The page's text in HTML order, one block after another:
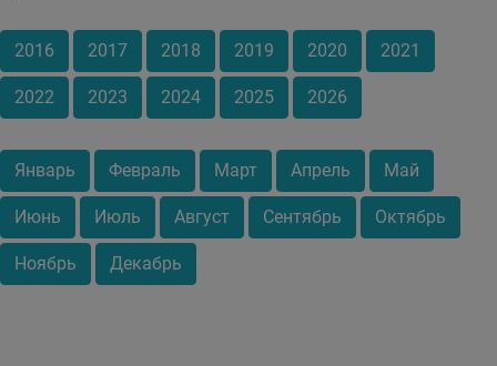
2016 2017 2018 2019 2020 2021
2022 2023 2024 2025 2026
Январь Февраль Март Апрель Май
Июнь Июль Август Сентябрь Октябрь
Ноябрь Декабрь